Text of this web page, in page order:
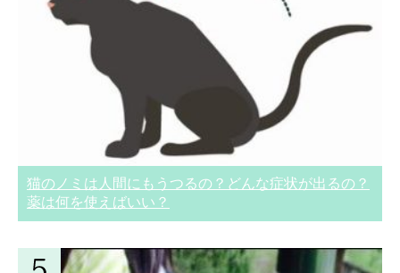
猫のノミは人間にもうつるの？どんな症状が出るの？
薬は何を使えばいい？